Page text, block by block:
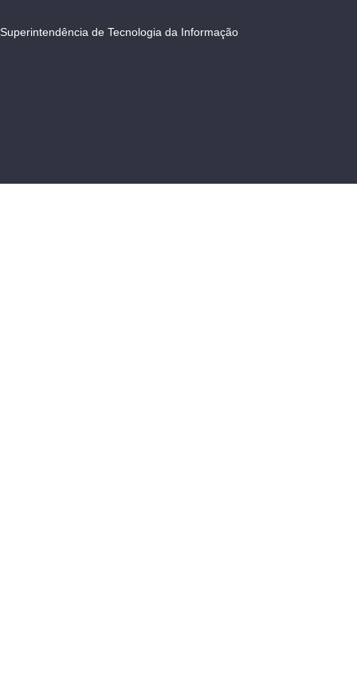
Superintendência de Tecnologia da Informação